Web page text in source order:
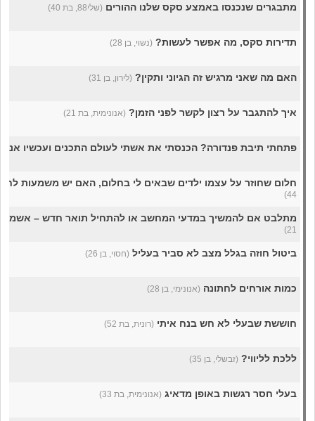
גאווה
מתבגרים שנכנסו באמצע סקס שלנו ההורים (שלי88, בת 40)
תדירות סקס, מה אפשר לעשות? (נשוי, בן 28)
האם מה שאני מרגיש זה הגיוני ותקין? (לירון, בן 31)
איך להתגבר על רצון לקשר לפני הזמן? (אנונימית, בת 21)
פתחתי תיבת פנדורה? הכנסתי את אשתי לעולם התכנים ועכשיו
חלום שחוזר על עצמו ילדים שבאים לי בחלום, האם יש משמעות
44)
מתלבט אם להמשיך במדעי המחשב או להתחיל תואר חדש –
21)
ביטול חוזה בגלל מצב לא סביר בעליל (חסוי, בן 26)
כמות אורחים לחתונה (אנונימי, בן 28)
חוששת שבעלי לא חש בנח איתי (רונית, בת 52)
ללכת לליווי? (זבשלי, בן 35)
בעלי חסר רגשות באופן מדאיג (אנונימית, בת 33)